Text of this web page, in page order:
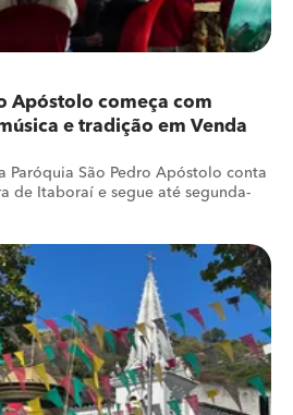
Apóstolo começa com
e tradição em Venda
Paróquia São Pedro Apóstolo conta
de Itaboraí e segue até segunda-